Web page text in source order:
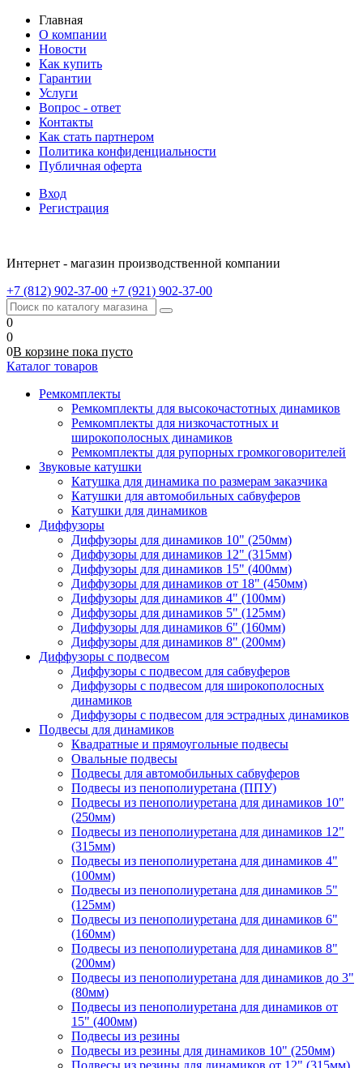
Главная
О компании
Новости
Как купить
Гарантии
Услуги
Вопрос - ответ
Контакты
Как стать партнером
Политика конфиденциальности
Публичная оферта
Вход
Регистрация
Интернет - магазин производственной компании
+7 (812) 902-37-00 +7 (921) 902-37-00
0
0
0В корзине пока пусто
Каталог товаров
Ремкомплекты
Ремкомплекты для высокочастотных динамиков
Ремкомплекты для низкочастотных и
широкополосных динамиков
Ремкомплекты для рупорных громкоговорителей
Звуковые катушки
Катушка для динамика по размерам заказчика
Катушки для автомобильных сабвуферов
Катушки для динамиков
Диффузоры
Диффузоры для динамиков 10" (250мм)
Диффузоры для динамиков 12" (315мм)
Диффузоры для динамиков 15" (400мм)
Диффузоры для динамиков от 18" (450мм)
Диффузоры для динамиков 4" (100мм)
Диффузоры для динамиков 5" (125мм)
Диффузоры для динамиков 6" (160мм)
Диффузоры для динамиков 8" (200мм)
Диффузоры с подвесом
Диффузоры с подвесом для сабвуферов
Диффузоры с подвесом для широкополосных
динамиков
Диффузоры с подвесом для эстрадных динамиков
Подвесы для динамиков
Квадратные и прямоугольные подвесы
Овальные подвесы
Подвесы для автомобильных сабвуферов
Подвесы из пенополиуретана (ППУ)
Подвесы из пенополиуретана для динамиков 10"
(250мм)
Подвесы из пенополиуретана для динамиков 12"
(315мм)
Подвесы из пенополиуретана для динамиков 4"
(100мм)
Подвесы из пенополиуретана для динамиков 5"
(125мм)
Подвесы из пенополиуретана для динамиков 6"
(160мм)
Подвесы из пенополиуретана для динамиков 8"
(200мм)
Подвесы из пенополиуретана для динамиков до 3"
(80мм)
Подвесы из пенополиуретана для динамиков от
15" (400мм)
Подвесы из резины
Подвесы из резины для динамиков 10" (250мм)
Подвесы из резины для динамиков от 12" (315мм)